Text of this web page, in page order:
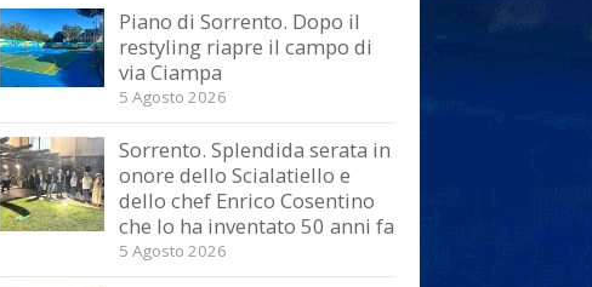
Piano di Sorrento. Dopo il
restyling riapre il campo di
via Ciampa
5 Agosto 2026
Sorrento. Splendida serata in
onore dello Scialatiello e
dello chef Enrico Cosentino
che lo ha inventato 50 anni fa
5 Agosto 2026